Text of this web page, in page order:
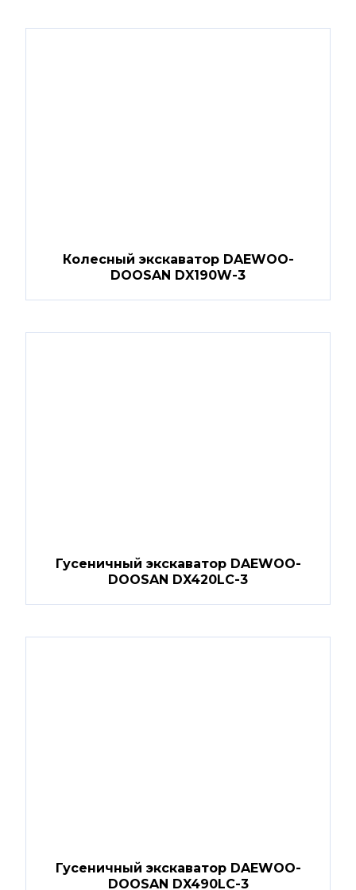
Колесный экскаватор DAEWOO-
DOOSAN DX190W-3
Гусеничный экскаватор DAEWOO-
DOOSAN DX420LC-3
Гусеничный экскаватор DAEWOO-
DOOSAN DX490LC-3